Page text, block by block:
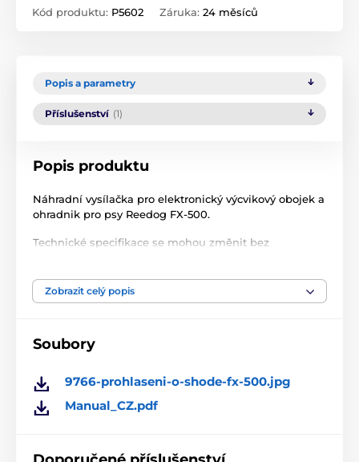
Kód produktu: P5602 Záruka: 24 měsíců
Popis a parametry
Příslušenství (1)
Popis produktu
Náhradní vysílačka pro elektronický výcvikový obojek a
ohradnik pro psy Reedog FX-500.
Technické specifikace se mohou změnit bez
Vysílačky Reedog
Zobrazit celý popis
Soubory
9766-prohlaseni-o-shode-fx-500.jpg
Manual_CZ.pdf